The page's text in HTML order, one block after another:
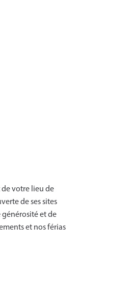
de votre lieu de
de ses sites
générosité et de
et nos férias